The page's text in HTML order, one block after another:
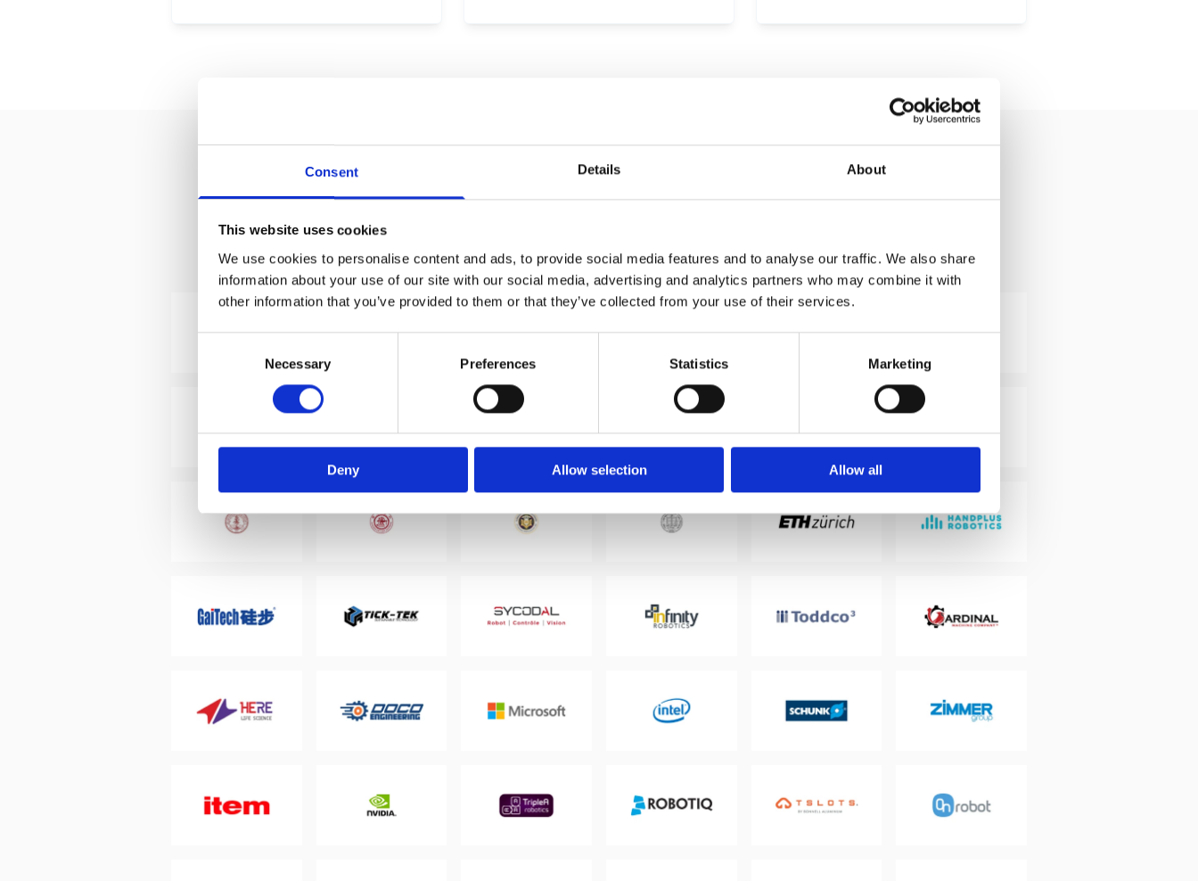
Consent Details About
This website uses cookies
We use cookies to personalise content and ads, to provide social media features and to analyse our traffic. We also share
information about your use of our site with our social media, advertising and analytics partners who may combine it with
other information that you’ve provided to them or that they’ve collected from your use of their services.
Necessary Preferences Statistics Marketing
Deny Allow selection Allow all